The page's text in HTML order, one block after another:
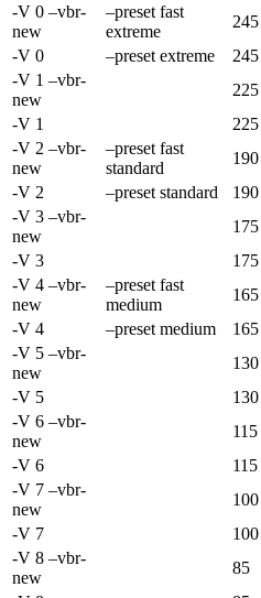
-V 0 –vbr-
new
–preset fast
extreme
245
-V 0
–preset extreme 245
-V 1 –vbr-
new
225
-V 1
225
-V 2 –vbr-
new
–preset fast
standard
190
-V 2
–preset standard 190
-V 3 –vbr-
new
175
-V 3
175
-V 4 –vbr-
new
–preset fast
medium
165
-V 4
–preset medium 165
-V 5 –vbr-
new
130
-V 5
130
-V 6 –vbr-
new
115
-V 6
115
-V 7 –vbr-
new
100
-V 7
100
-V 8 –vbr-
new
85